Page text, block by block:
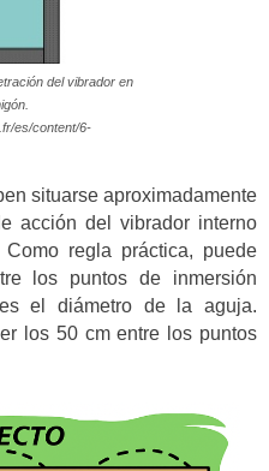
del vibrador en
es/content/6-
situarse aproximadamente
acción del vibrador interno
regla práctica, puede
los puntos de inmersión
el diámetro de la aguja.
los 50 cm entre los puntos